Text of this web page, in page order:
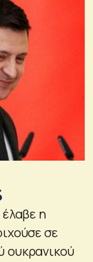
η
σε
ουκρανικού